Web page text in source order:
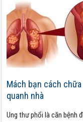
Mách bạn cách
quanh nhà
Ung thư phổi là căn bệnh